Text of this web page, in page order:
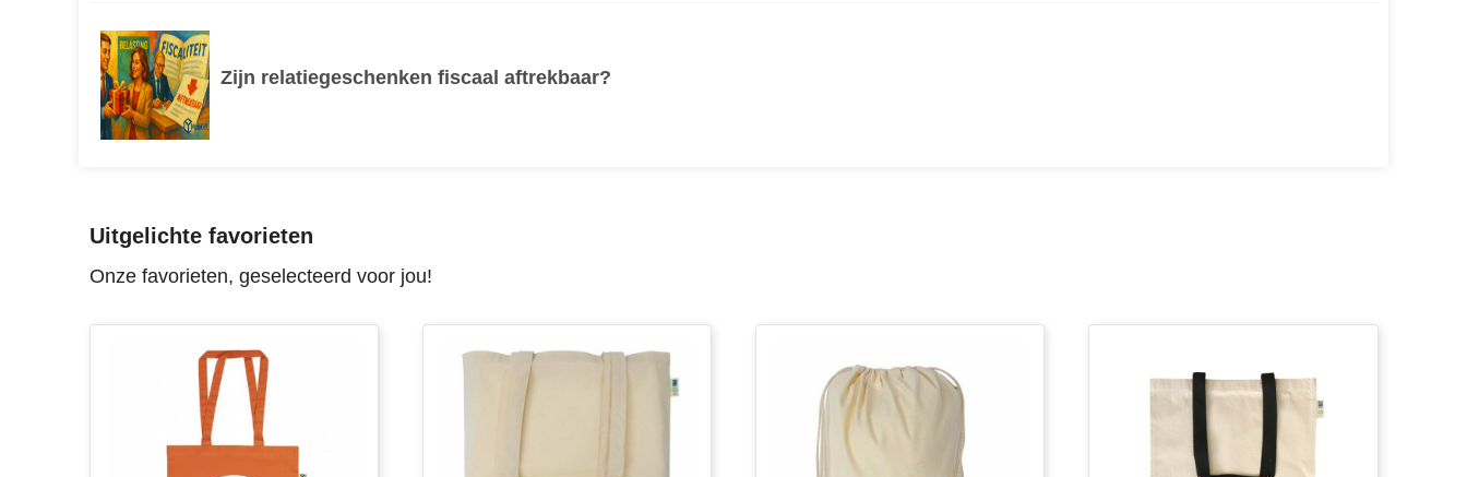
Zijn relatiegeschenken fiscaal aftrekbaar?
Uitgelichte favorieten
Onze favorieten, geselecteerd voor jou!